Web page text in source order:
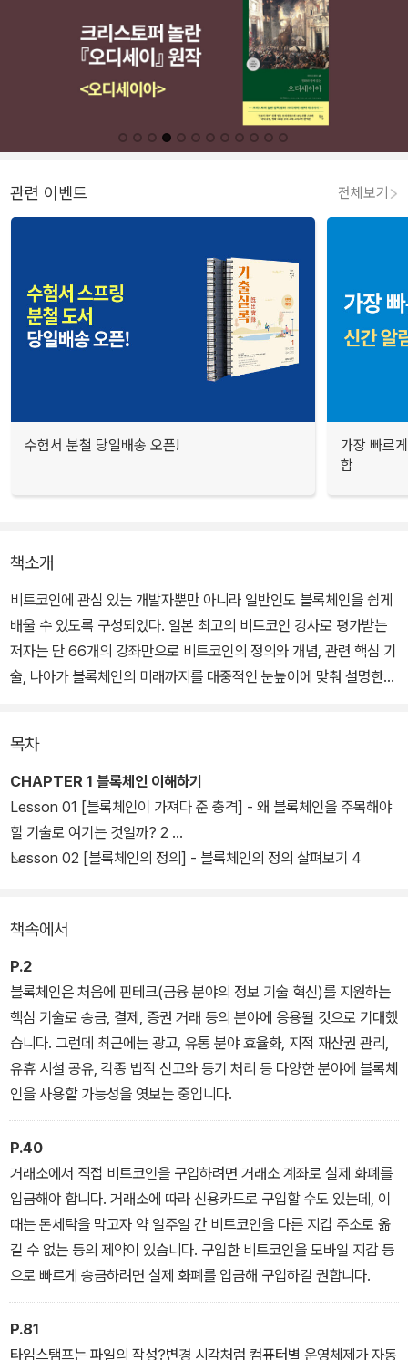
관련 이벤트 전체보기
수험서 분철 당일배송 오픈!
가장 빠르
합
책소개
비트코인에 관심 있는 개발자뿐만 아니라 일반인도 블록체인을 쉽게
배울 수 있도록 구성되었다. 일본 최고의 비트코인 강사로 평가받는
저자는 단 66개의 강좌만으로 비트코인의 정의와 개념, 관련 핵심 기
술, 나아가 블록체인의 미래까지를 대중적인 눈높이에 맞춰 설명한
목차
CHAPTER 1 블록체인 이해하기
Lesson 01 [블록체인이 가져다 준 충격] - 왜 블록체인을 주목해야
할 기술로 여기는 것일까? 2
Lesson 02 [블록체인의 정의] - 블록체인의 정의 살펴보기 4
책속에서
P.2
블록체인은 처음에 핀테크(금융 분야의 정보 기술 혁신)를 지원하는
핵심 기술로 송금, 결제, 증권 거래 등의 분야에 응용될 것으로 기대했
습니다. 그런데 최근에는 광고, 유통 분야 효율화, 지적 재산권 관리,
유휴 시설 공유, 각종 법적 신고와 등기 처리 등 다양한 분야에 블록체
인을 사용할 가능성을 엿보는 중입니다.
P.40
거래소에서 직접 비트코인을 구입하려면 거래소 계좌로 실제 화폐를
입금해야 합니다. 거래소에 따라 신용카드로 구입할 수도 있는데, 이
때는 돈세탁을 막고자 약 일주일 간 비트코인을 다른 지갑 주소로 옮
길 수 없는 등의 제약이 있습니다. 구입한 비트코인을 모바일 지갑 등
으로 빠르게 송금하려면 실제 화폐를 입금해 구입하길 권합니다.
P.81
타임스탬프는 파일의 작성?변경 시각처럼 컴퓨터별 운영체제가 자동